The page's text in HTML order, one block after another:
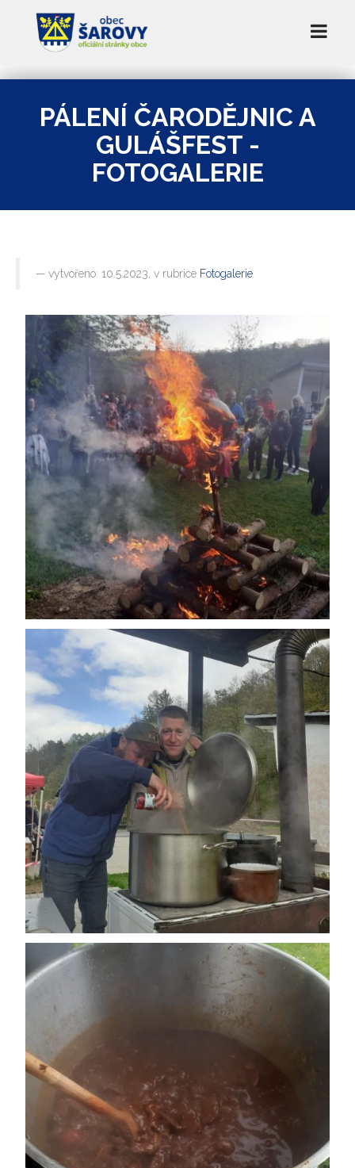
PÁLENÍ ČARODĚJNIC A
GULÁŠFEST -
FOTOGALERIE
vytvořeno: 10.5.2023, v rubrice Fotogalerie